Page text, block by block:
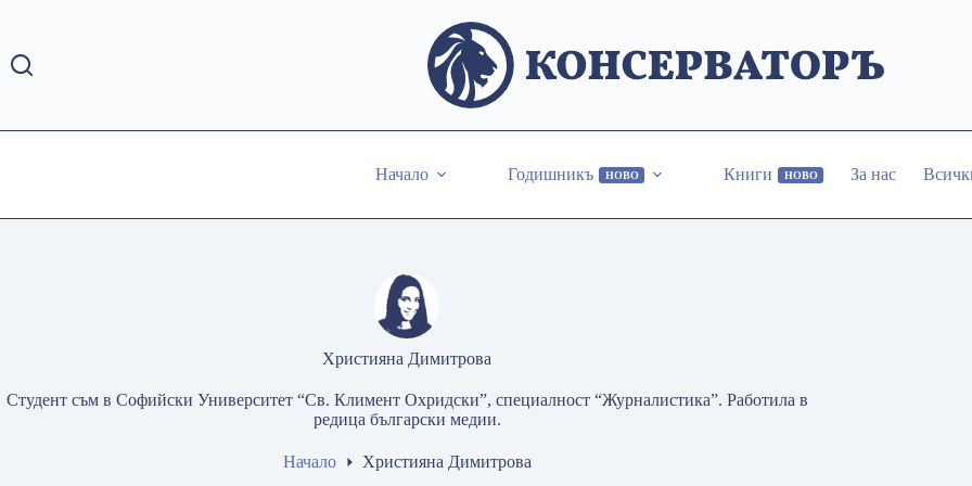
Начало Годишникъ НОВО Книги НОВО За нас
Християна Димитрова
Студент съм в Софийски Университет “Св. Климент Охридски”, специалност “Журналистика”. Работила в
редица български медии.
Начало Християна Димитрова